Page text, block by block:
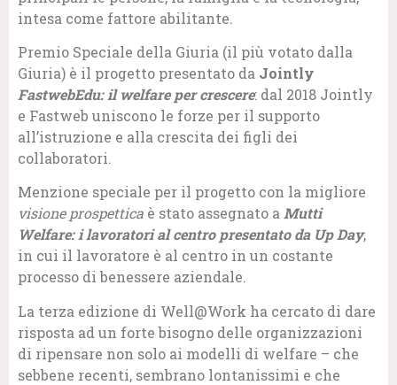
intesa come fattore abilitante.
Premio Speciale della Giuria (il più votato dalla
Giuria) è il progetto presentato da Jointly
FastwebEdu: il welfare per crescere: dal 2018 Jointly
e Fastweb uniscono le forze per il supporto
all’istruzione e alla crescita dei figli dei
collaboratori.
Menzione speciale per il progetto con la migliore
visione prospettica è stato assegnato aMutti
Welfare: i lavoratori al centro presentato da Up Day,
in cui il lavoratore è al centro in un costante
processo di benessere aziendale.
La terza edizione di Well@Work ha cercato di dare
risposta ad un forte bisogno delle organizzazioni
di ripensare non solo ai modelli di welfare – che
sebbene recenti, sembrano lontanissimi e che